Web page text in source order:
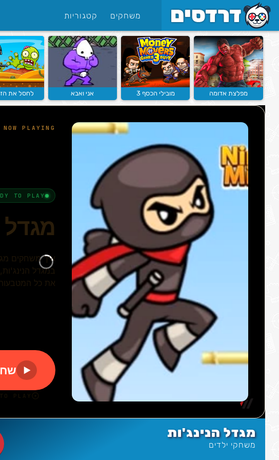
משחקים קטגוריות
מפלצת אדומה מובילי הכסף 3 אני ואבא לחסל את
מגדל הנינג'ות
משחקי ילדים